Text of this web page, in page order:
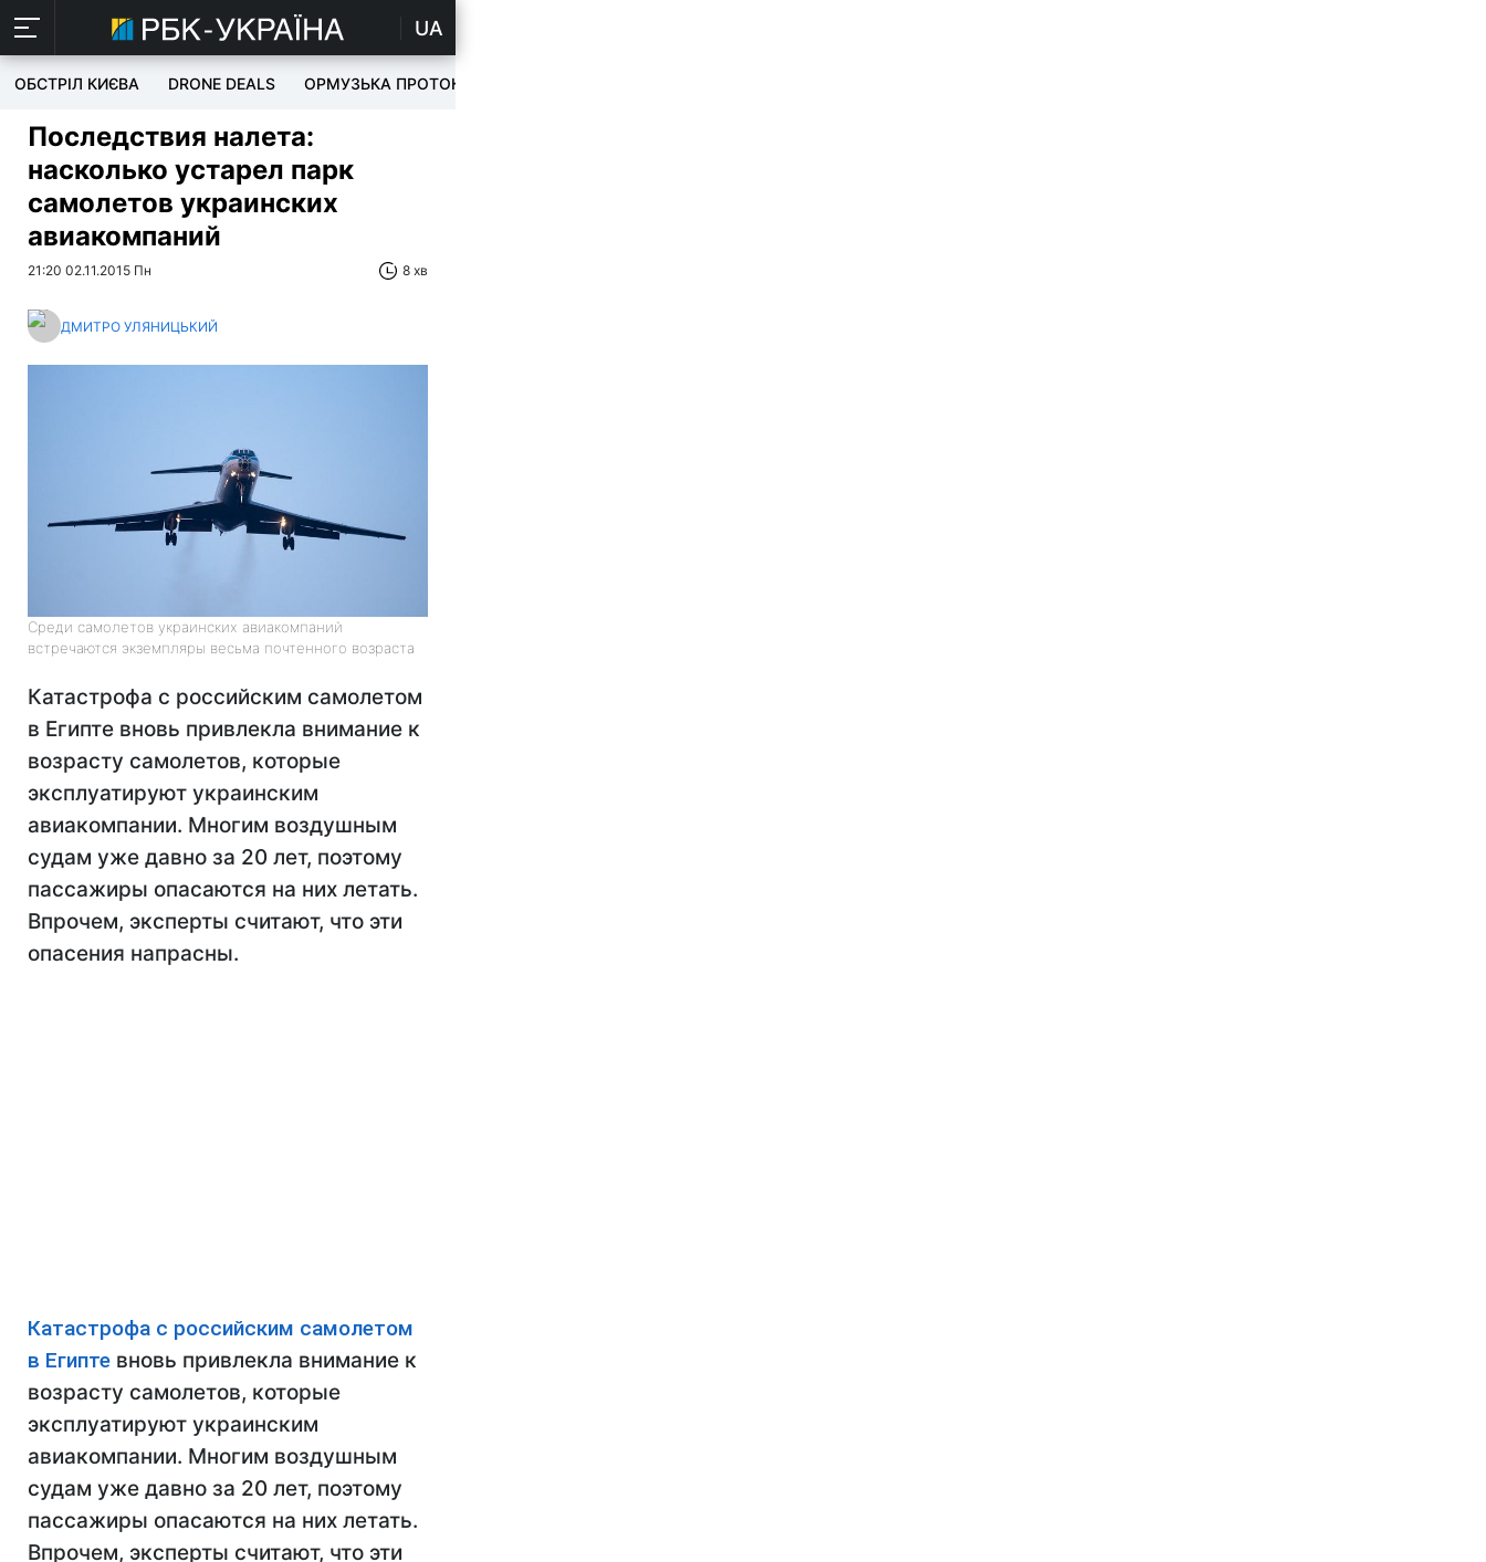
UA
ОБСТРІЛ КИЄВА DRONE DEALS ОРМУЗЬКА ПРОТОКА
Последствия налета:
насколько устарел парк
самолетов украинских
авиакомпаний
21:20 02.11.2015 Пн 8 хв
ДМИТРО УЛЯНИЦЬКИЙ
Среди самолетов украинских авиакомпаний
встречаются экземпляры весьма почтенного возраста
Катастрофа с российским самолетом
в Египте вновь привлекла внимание к
возрасту самолетов, которые
эксплуатируют украинским
авиакомпании. Многим воздушным
судам уже давно за 20 лет, поэтому
пассажиры опасаются на них летать.
Впрочем, эксперты считают, что эти
опасения напрасны.
Катастрофа с российским самолетом
в Египте вновь привлекла внимание к
возрасту самолетов, которые
эксплуатируют украинским
авиакомпании. Многим воздушным
судам уже давно за 20 лет, поэтому
пассажиры опасаются на них летать.
Впрочем, эксперты считают, что эти